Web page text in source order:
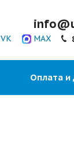
VK MAX
Оплата и